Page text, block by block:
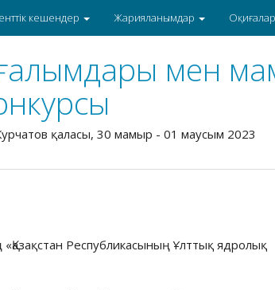
кешендер Жарияланымдар Оқиғалар
мен
қаласы, 30 мамыр - 01 маусым 2023
«Қазақстан Республикасының Ұлттық ядролық